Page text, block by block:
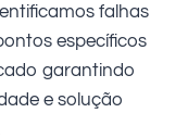
falhas
específicos
garantindo
e solução